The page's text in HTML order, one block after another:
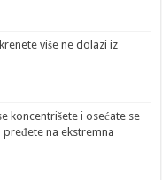
više ne dolazi iz
koncentrišete i osećate se
na ekstremna